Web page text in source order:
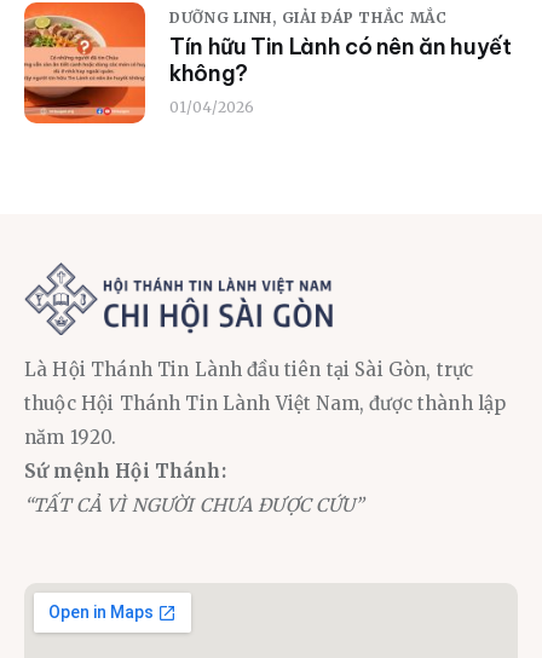
DƯỠNG LINH, GIẢI ĐÁP THẮC MẮC
Tín hữu Tin Lành có nên ăn huyết
không?
01/04/2026
Là Hội Thánh Tin Lành đầu tiên tại Sài Gòn, trực
thuộc Hội Thánh Tin Lành Việt Nam, được thành lập
năm 1920.
Sứ mệnh Hội Thánh:
“TẤT CẢ VÌ NGƯỜI CHƯA ĐƯỢC CỨU”